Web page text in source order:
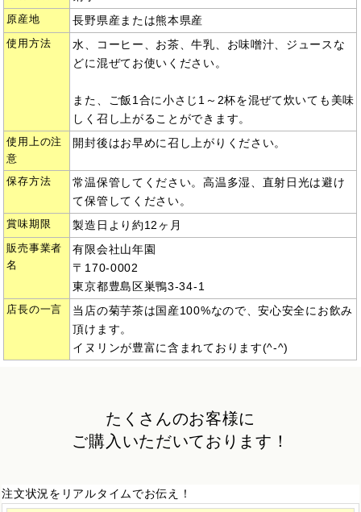
原産地 長野県産または熊本県産
使用方法
水、コーヒー、お茶、牛乳、お味噌汁、ジュースな
どに混ぜてお使いください。
また、ご飯1合に小さじ1～2杯を混ぜて炊いても美味
しく召し上がることができます。
使用上の注
意
開封後はお早めに召し上がりください。
保存方法
常温保管してください。高温多湿、直射日光は避け
て保管してください。
賞味期限 製造日より約12ヶ月
販売事業者
名
有限会社山年園
〒170-0002
東京都豊島区巣鴨3-34-1
店長の一言
当店の菊芋茶は国産100%なので、安心安全にお飲み
頂けます。
イヌリンが豊富に含まれており ます(^-^)
たくさんのお客様に
ご購入いただいております！
注文状況をリアルタイムでお伝え！